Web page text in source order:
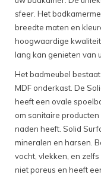
sfeer. Het
breedte maten en
hoogwaardige
lang kan genieten van
Het badmeubel
MDF onderkast. De
heeft een ovale
om sanitaire
naden heeft. Solid
mineralen en harsen.
vocht, vlekken, en
niet poreus en heeft